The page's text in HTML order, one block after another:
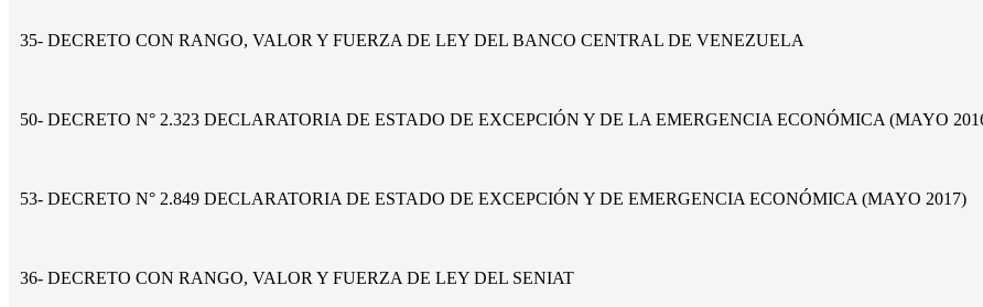
35- DECRETO CON RANGO, VALOR Y FUERZA DE LEY DEL BANCO CENTRAL DE VENEZUELA
50- DECRETO N° 2.323 DECLARATORIA DE ESTADO DE EXCEPCIÓN Y DE LA EMERGENCIA ECONÓMICA (MAYO
53- DECRETO N° 2.849 DECLARATORIA DE ESTADO DE EXCEPCIÓN Y DE EMERGENCIA ECONÓMICA (MAYO 2017)
36- DECRETO CON RANGO, VALOR Y FUERZA DE LEY DEL SENIAT